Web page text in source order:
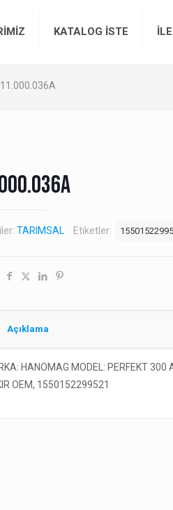
KATALOG İSTE
TARIMSAL Etiketler:
Açıklama
HANOMAG MODEL: PERFEKT
OEM, 1550152299521